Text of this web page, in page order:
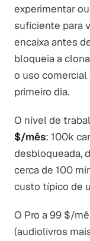
experimentar
suficiente para
encaixa antes
bloqueia a
o uso
primeiro dia.
O nível de
$/mês: 100k
desbloqueada,
cerca de 100
custo típico de
O Pro a 99 $/
(audiolivros